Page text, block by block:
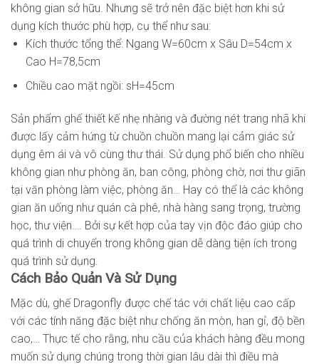
không gian sở hữu. Nhưng sẽ trở nên đặc biệt hơn khi sử
dụng kích thước phù hợp, cụ thể như sau:
Kích thước tổng thể: Ngang W=60cm x Sâu D=54cm x
Cao H=78,5cm
Chiều cao mặt ngồi: sH=45cm
Sản phẩm ghế thiết kế nhẹ nhàng và đường nét trang nhã khi
được lấy cảm hứng từ chuồn chuồn mang lại cảm giác sử
dụng êm ái và vô cùng thư thái. Sử dụng phổ biến cho nhiều
không gian như phòng ăn, ban công, phòng chờ, nơi thư giãn
tại văn phòng làm việc, phòng ăn… Hay có thể là các không
gian ăn uống như quán cà phê, nhà hàng sang trọng, trường
học, thư viện…. Bởi sự kết hợp của tay vịn độc đáo giúp cho
quá trình di chuyển trong không gian dễ dàng tiện ích trong
quá trình sử dụng.
Cách Bảo Quản Và Sử Dụng
Mặc dù, ghế Dragonfly được chế tác với chất liệu cao cấp
với các tính năng đặc biệt như chống ăn mòn, han gỉ, độ bền
cao,… Thực tế cho rằng, nhu cầu của khách hàng đều mong
muốn sử dụng chúng trong thời gian lâu dài thì điều mà